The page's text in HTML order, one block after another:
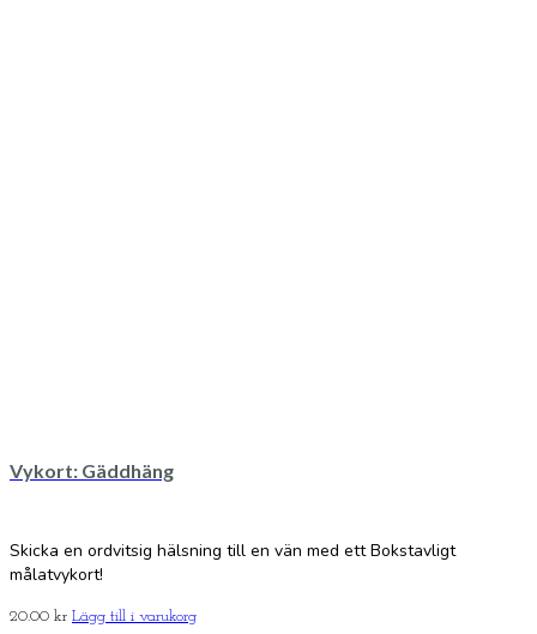
Vykort: Gäddhäng
Skicka en ordvitsig hälsning till en vän med ett Bokstavligt
målatvykort!
20.00 kr Lägg till i varukorg